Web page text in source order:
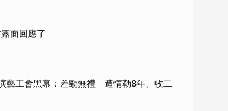
面回應了
藝工會黑幕：差勁無禮 遭情勒8年、收二